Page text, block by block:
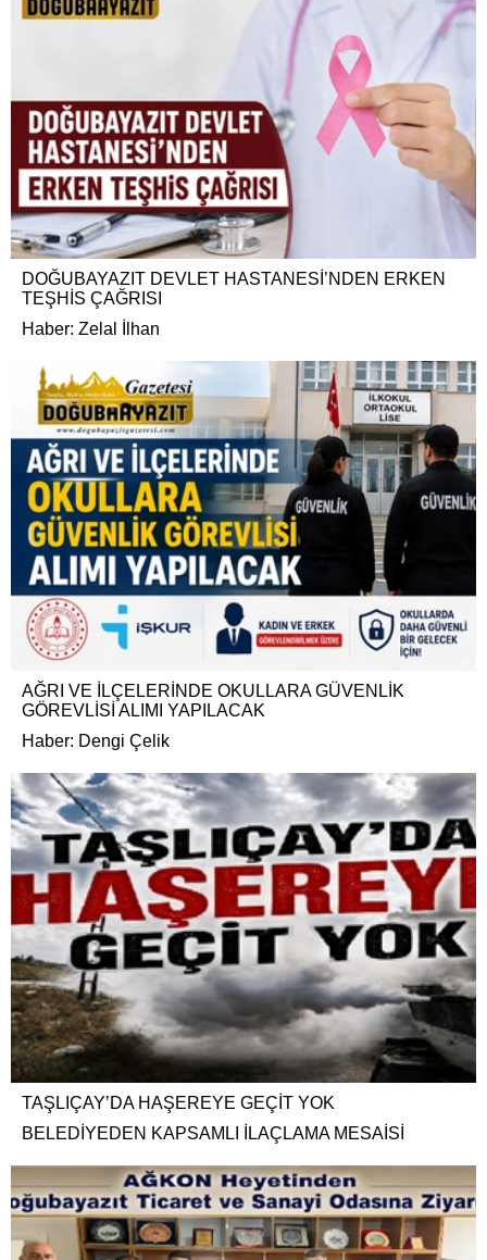
DOĞUBAYAZIT DEVLET HASTANESİ’NDEN ERKEN
TEŞHİS ÇAĞRISI
Haber: Zelal İlhan
AĞRI VE İLÇELERİNDE OKULLARA GÜVENLİK
GÖREVLİSİ ALIMI YAPILACAK
Haber: Dengi Çelik
TAŞLIÇAY’DA HAŞEREYE GEÇİT YOK
BELEDİYEDEN KAPSAMLI İLAÇLAMA MESAİSİ